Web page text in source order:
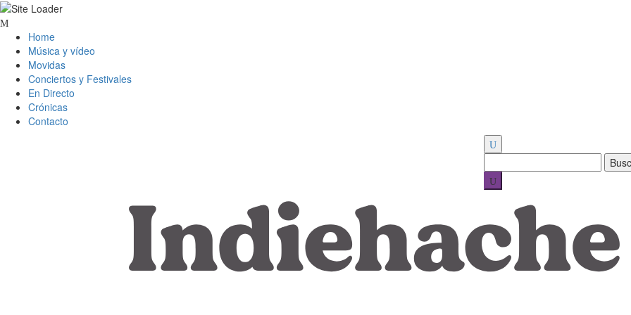
Skip
content
Home
Música y vídeo
Movidas
Conciertos y Festivales
En Directo
Crónicas
Contacto